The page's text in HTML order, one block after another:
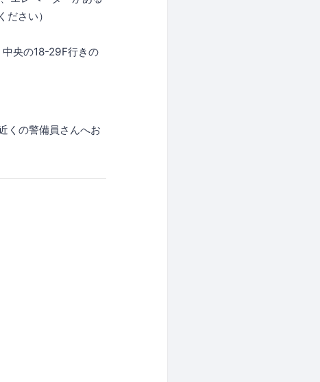
さい）
央の18-29F行きの
くの警備員さんへお